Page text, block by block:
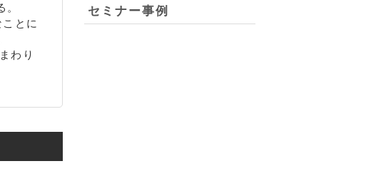
。
とに
ぶ。
わり
セミナー事例